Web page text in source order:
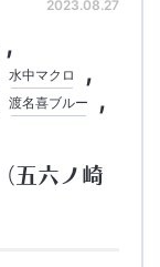
水中マクロ
渡名喜ブルー
2023.08.27
五六ノ崎